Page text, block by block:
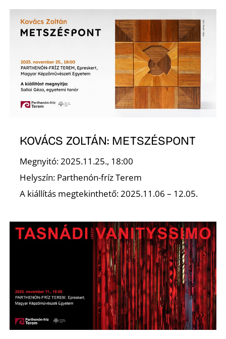
KOVÁCS ZOLTÁN: METSZÉSPONT
Megnyitó: 2025.11.25., 18:00
Helyszín: Parthenón-fríz Terem
A kiállítás megtekinthető: 2025.11.06 – 12.05.